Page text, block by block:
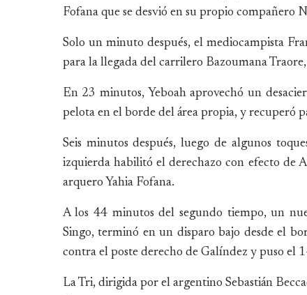
Fofana que se desvió en su propio compañero
Solo un minuto después, el mediocampista
para la llegada del carrilero Bazoumana
En 23 minutos, Yeboah aprovechó un
pelota en el borde del área propia, y recuperó
Seis minutos después, luego de algunos
izquierda habilitó el derechazo con efecto de
arquero Yahia Fofana.
A los 44 minutos del segundo tiempo, un
Singo, terminó en un disparo bajo desde el
contra el poste derecho de Galíndez y puso el
La Tri, dirigida por el argentino Sebastián